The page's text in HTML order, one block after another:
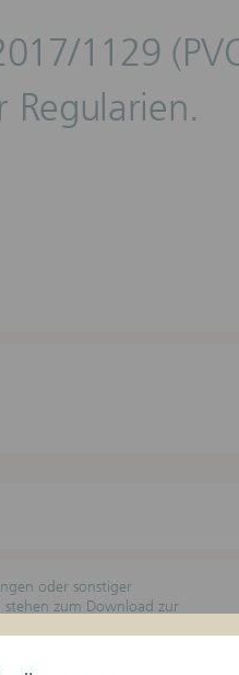
1129
Regularien.
oder sonstiger
zum Download zur
die
hinterlegt und
wobei nur die Länder